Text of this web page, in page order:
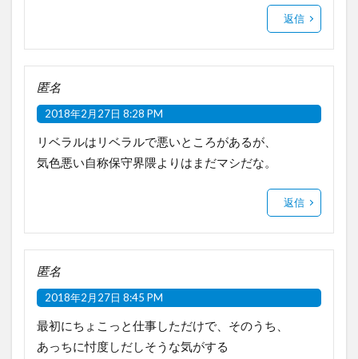
返信
匿名
2018年2月27日 8:28 PM
リベラルはリベラルで悪いところがあるが、
気色悪い自称保守界隈よりはまだマシだな。
返信
匿名
2018年2月27日 8:45 PM
最初にちょこっと仕事しただけで、そのうち、
あっちに忖度しだしそうな気がする